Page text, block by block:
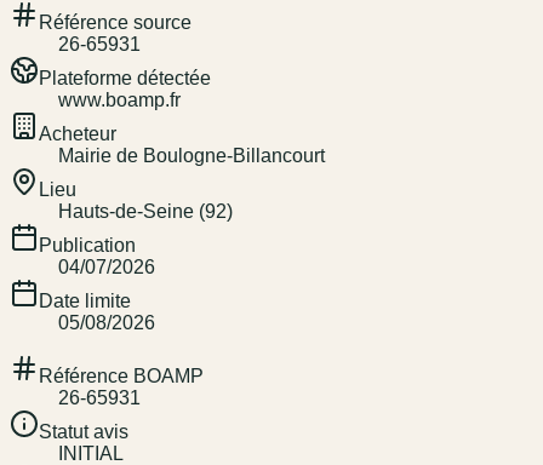
Référence source
26-65931
Plateforme détectée
www.boamp.fr
Acheteur
Mairie de Boulogne-Billancourt
Lieu
Hauts-de-Seine (92)
Publication
04/07/2026
Date limite
05/08/2026
Référence BOAMP
26-65931
Statut avis
INITIAL